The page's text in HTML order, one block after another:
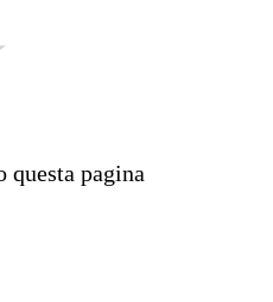
questa pagina